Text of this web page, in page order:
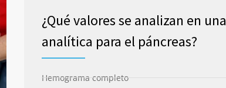
¿Qué valores se analizan en una
analítica para el páncreas?
Hemograma completo